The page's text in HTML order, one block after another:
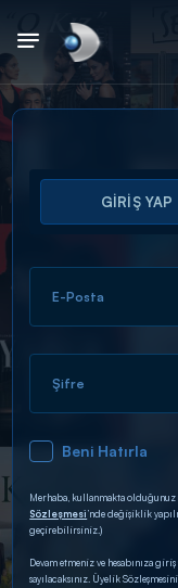
Arama
ARAMA
DİĞER SONUÇLAR
GİRİŞ YAP
E-Posta
Şifre
Beni Hatırla
Merhaba, kullanmakta olduğunuz
Sözleşmesi’nde değişiklik
geçirebilirsiniz.)
Devam etmeniz ve hesabınıza
sayılacaksınız. Üyelik